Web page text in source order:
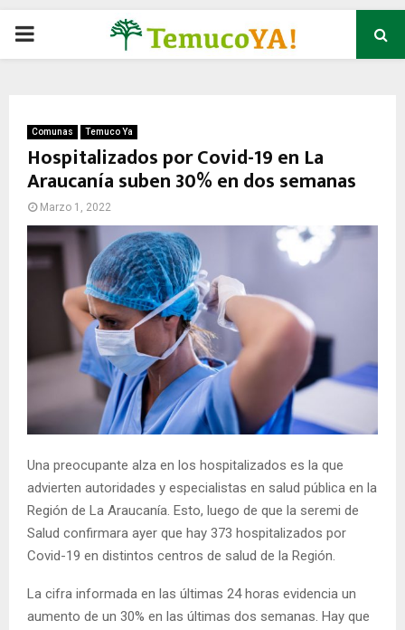
P
M
A
E
N
U
Comunas Temuco Ya
Hospitalizados por Covid-19 en La
Araucanía suben 30% en dos semanas
Marzo 1, 2022
Una preocupante alza en los hospitalizados es la que
advierten autoridades y especialistas en salud pública en la
Región de La Araucanía. Esto, luego de que la seremi de
Salud confirmara ayer que hay 373 hospitalizados por
Covid-19 en distintos centros de salud de la Región.
La cifra informada en las últimas 24 horas evidencia un
aumento de un 30% en las últimas dos semanas. Hay que